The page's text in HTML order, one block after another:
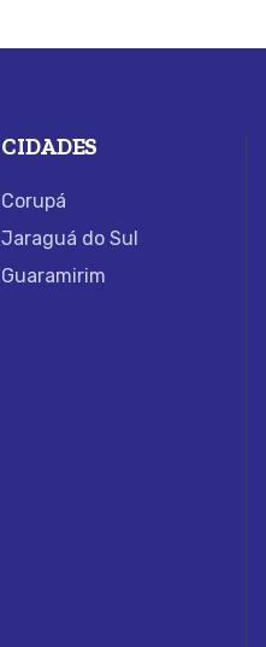
CIDADES
Corupá
Jaraguá do Sul
Guaramirim